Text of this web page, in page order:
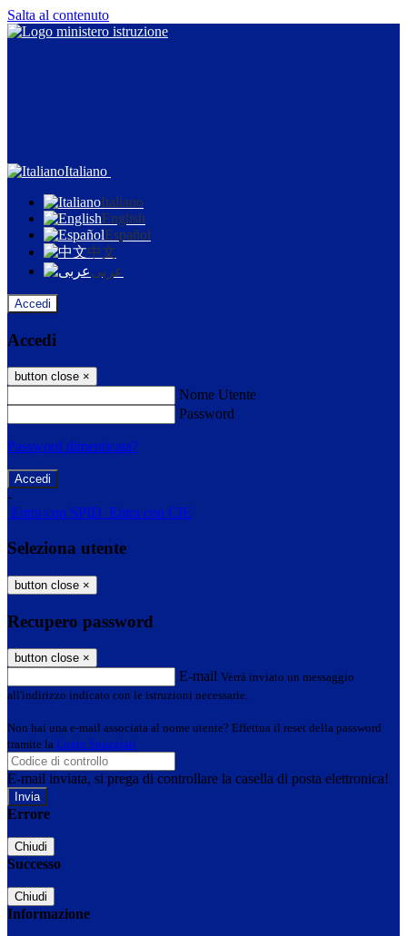
Salta al contenuto
Italiano
Italiano
English
Español
中文
عربى
Accedi
Accedi
button close ×
Nome Utente
Password
Password dimenticata?
-
Entra con SPID Entra con CIE
Seleziona utente
button close ×
Recupero password
button close ×
E-mail Verrà inviato un messaggio
all'indirizzo indicato con le istruzioni necessarie.
Non hai una e-mail associata al nome utente? Effettua il reset della password
tramite la Login Spaggiari
E-mail inviata, si prega di controllare la casella di posta elettronica!
Errore
Chiudi
Successo
Chiudi
Informazione